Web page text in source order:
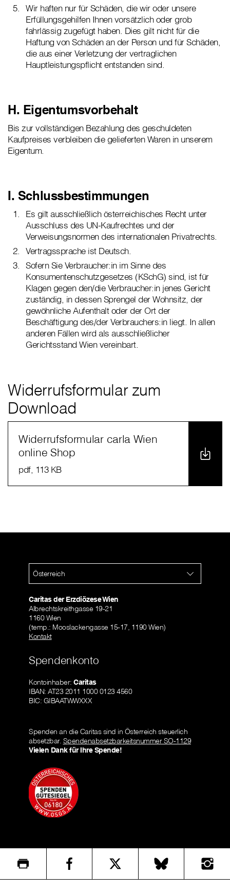
Wir haften nur für Schäden, die wir oder unsere
Erfüllungsgehilfen Ihnen vorsätzlich oder grob
fahrlässig zugefügt haben. Dies gilt nicht für die
Haftung von Schäden an der Person und für Schäden,
die aus einer Verletzung der vertraglichen
Hauptleistungspflicht entstanden sind.
H. Eigentumsvorbehalt
Bis zur vollständigen Bezahlung des geschuldeten
Kaufpreises verbleiben die gelieferten Waren in unserem
Eigentum.
I. Schlussbestimmungen
Es gilt ausschließlich österreichisches Recht unter
Ausschluss des UN-Kaufrechtes und der
Verweisungsnormen des internationalen Privatrechts.
Vertragssprache ist Deutsch.
Sofern Sie Verbraucher:in im Sinne des
Konsumentenschutzgesetzes (KSchG) sind, ist für
Klagen gegen den/die Verbraucher:in jenes Gericht
zuständig, in dessen Sprengel der Wohnsitz, der
gewöhnliche Aufenthalt oder der Ort der
Beschäftigung des/der Verbrauchers:in liegt. In allen
anderen Fällen wird als ausschließlicher
Gerichtsstand Wien vereinbart.
Widerrufsformular zum
Download
Widerrufsformular carla Wien
online Shop
pdf, 113 KB
Österreich
Caritas der Erzdiözese Wien
Albrechtskreithgasse 19-21
1160 Wien
(temp.: Mooslackengasse 15-17, 1190 Wien)
Kontakt
Spendenkonto
Kontoinhaber: Caritas
IBAN: AT23 2011 1000 0123 4560
BIC: GIBAATWWXXX
Spenden an die Caritas sind in Österreich steuerlich
absetzbar. Spendenabsetzbarkeitsnummer SO-1129
Vielen Dank für Ihre Spende!